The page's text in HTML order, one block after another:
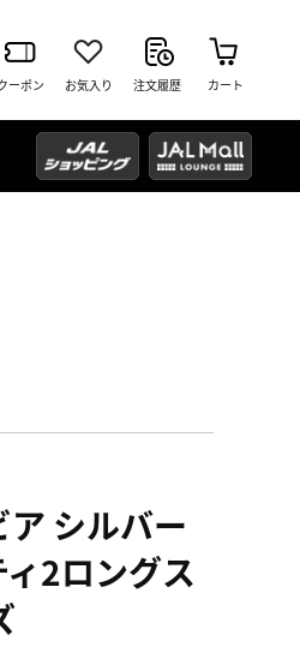
ーポン お気入り 注文履歴 カート
シルバー
2ロングス